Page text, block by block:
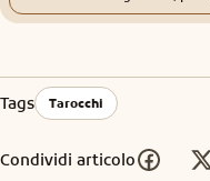
Tags Tarocchi
Condividi articolo